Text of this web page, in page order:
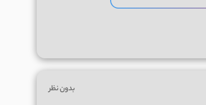
بدون نظر